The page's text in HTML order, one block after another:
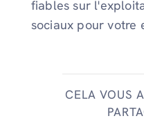
fiables sur
sociaux pour votre
CELA VOUS